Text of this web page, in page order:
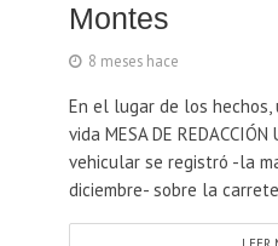
Montes
8 meses hace
En el lugar de los
vida MESA DE
vehicular se registró -la
diciembre- sobre la